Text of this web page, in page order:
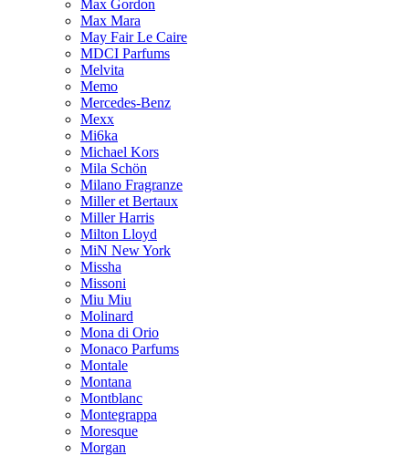
Max Gordon
Max Mara
May Fair Le Caire
MDCI Parfums
Melvita
Memo
Mercedes-Benz
Mexx
Mi6ka
Michael Kors
Mila Schön
Milano Fragranze
Miller et Bertaux
Miller Harris
Milton Lloyd
MiN New York
Missha
Missoni
Miu Miu
Molinard
Mona di Orio
Monaco Parfums
Montale
Montana
Montblanc
Montegrappa
Moresque
Morgan